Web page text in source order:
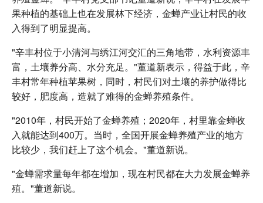
果种植的基础上也在发展林下经济，金蝉产业让村民的收
入得到了明显提高。
"辛丰村位于小清河与绣江河交汇的三角地带，水利资源丰
富，土壤养分高、水分充足。"董道新表示，得益于此，辛
丰村常年种植苹果树，同时，村民们对土壤的养护做得比
较好，肥度高，造就了难得的金蝉养殖条件。
"2010年，村民开始了金蝉养殖；2020年，村里靠金蝉收
入就能达到400万。当时，全国开展金蝉养殖产业的地方
比较少，我们赶上了这个机会。"董道新说。
"金蝉需求量每年都在增加，现在村民都在大力发展金蝉养
殖。"董道新说。